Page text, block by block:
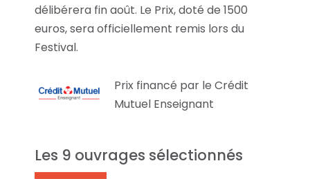
délibérera fin août. Le Prix, doté de 1500
euros, sera officiellement remis lors du
Festival.
Prix financé par le Crédit
Mutuel Enseignant
Les 9 ouvrages sélectionnés